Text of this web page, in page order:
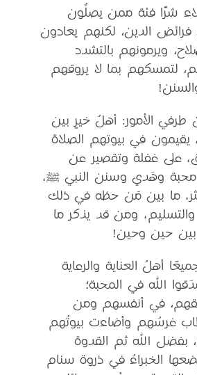
شرًّا فئة ممن يصلُّون
الدين، لكنهم يعادون
ويرمونهم بالتشدد
لتمسكهم بما لا يروقهم
الأمور: أهلُ خيرٍ بين
يقيمون في بيوتهم الصلاة
على غفلة وتقصير عن
محبة وهَدي وسنن النبي ﷺ،
ما بين مَن حظه في ذلك
ومن قد يذكر ما
حين وحين!
أهلُ العناية والرعاية
الله في المحبة؛
في أنفسهم ومن
غرسُهم وأضاءت بيوتُهم
بفضل الله ثم القدوة
الخبراءُ في ذروة سنام